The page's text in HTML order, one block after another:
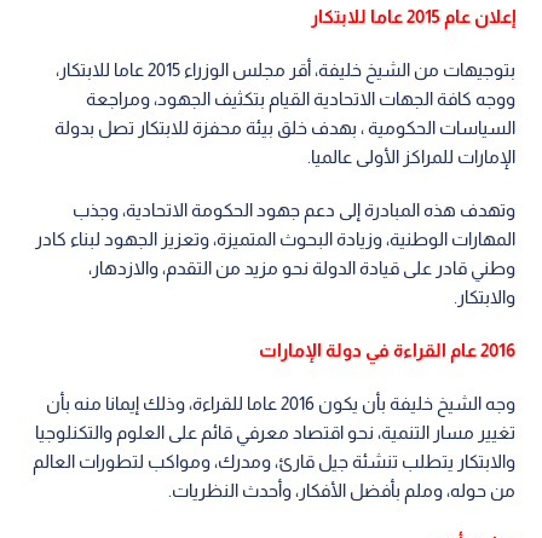
إعلان عام 2015 عاما للابتكار
بتوجيهات من الشيخ خليفة، أقر مجلس الوزراء 2015 عاما للابتكار،
ووجه كافة الجهات الاتحادية القيام بتكثيف الجهود، ومراجعة
السياسات الحكومية ، بهدف خلق بيئة محفزة للابتكار تصل بدولة
الإمارات للمراكز الأولى عالميا.
وتهدف هذه المبادرة إلى دعم جهود الحكومة الاتحادية، وجذب
المهارات الوطنية، وزيادة البحوث المتميزة، وتعزيز الجهود لبناء كادر
وطني قادر على قيادة الدولة نحو مزيد من التقدم، والازدهار،
والابتكار.
2016 عام القراءة في دولة الإمارات
وجه الشيخ خليفة بأن يكون 2016 عاما للقراءة، وذلك إيمانا منه بأن
تغيير مسار التنمية، نحو اقتصاد معرفي قائم على العلوم والتكنلوجيا
والابتكار يتطلب تنشئة جيل قارئ، ومدرك، ومواكب لتطورات العالم
من حوله، وملم بأفضل الأفكار، وأحدث النظريات.